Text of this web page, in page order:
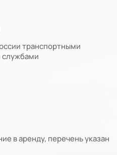
транспортными
службами
в аренду, перечень указан